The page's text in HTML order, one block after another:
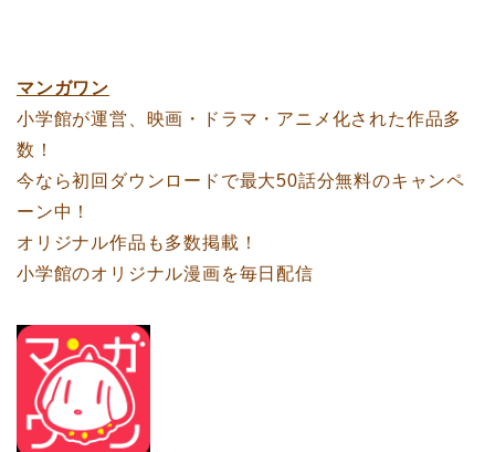
マンガワン
小学館が運営、映画・ドラマ・アニメ化された作品多
数！
今なら初回ダウンロードで最大50話分無料のキャンペ
ーン中！
オリジナル作品も多数掲載！
小学館のオリジナル漫画を毎日配信